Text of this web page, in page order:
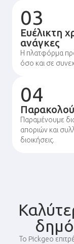
03
Ευέλικτη
ανάγκες
Η πλατφόρμα
όσο και σε
04
Παραμένουμε
αποριών και
διοικήσεις.
Το Pickgeo